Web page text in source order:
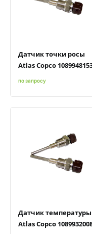
Быстрый просмотр
Добавить к
Датчик точки росы
Atlas Copco
по запросу
Быстрый просмотр
Добавить к
Датчик температуры
Atlas Copco